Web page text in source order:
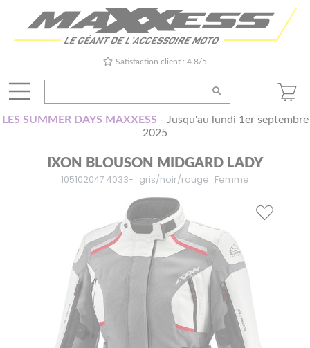
Satisfaction client : 4.8/5
LES SUMMER DAYS MAXXESS - Jusqu'au lundi 1er septembre
2025
IXON BLOUSON MIDGARD LADY
105102047 4033- gris/noir/rouge Femme